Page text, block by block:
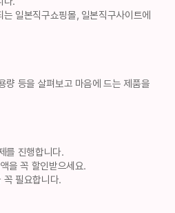
일본직구쇼핑몰, 일본직구사이트에
량 등을 살펴보고 마음에 드는 제품을
를 진행합니다.
을 꼭 할인받으세요.
꼭 필요합니다.